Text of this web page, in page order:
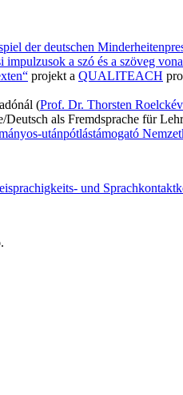
der deutschen
a szó és a szöveg
projekt a QUALITEACH
(Prof. Dr. Thorsten
als Fremdsprache für
utánpótlástámogató
und